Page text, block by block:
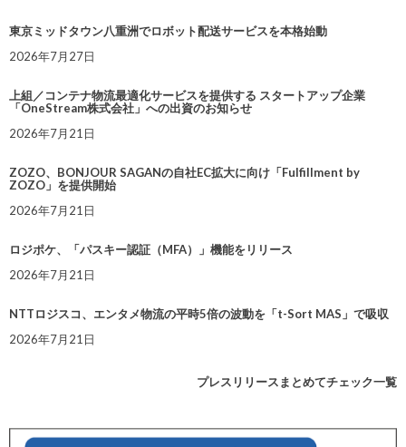
東京ミッドタウン八重洲でロボット配送サービスを本格始動
2026年7月27日
上組／コンテナ物流最適化サービスを提供する スタートアップ企業
「OneStream株式会社」への出資のお知らせ
2026年7月21日
ZOZO、BONJOUR SAGANの自社EC拡大に向け「Fulfillment by
ZOZO」を提供開始
2026年7月21日
ロジポケ、「パスキー認証（MFA）」機能をリリース
2026年7月21日
NTTロジスコ、エンタメ物流の平時5倍の波動を「t-Sort MAS」で吸収
2026年7月21日
プレスリリースまとめてチェック一覧